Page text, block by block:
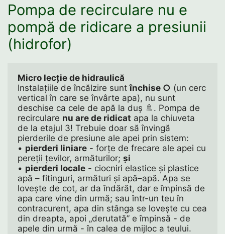
Pompa de recirculare nu e
pompă de ridicare a presiunii
(hidrofor)
Micro lecție de hidraulică
Instalațiile de încălzire sunt închise ○ (un cerc
vertical în care se învârte apa), nu sunt
deschise ca cele de apă la duș 🚿. Pompa de
recirculare nu are de ridicat apa la chiuveta
de la etajul 3! Trebuie doar să învingă
pierderile de presiune ale apei prin sistem:
• pierderi liniare - forțe de frecare ale apei cu
pereții țevilor, armăturilor; și
• pierderi locale - ciocniri elastice și plastice
apă – fitinguri, armături și apă–apă. Apa se
lovește de cot, ar da îndărăt, dar e împinsă de
apa care vine din urmă; sau într-un teu în
contracurent, apa din stânga se lovește cu cea
din dreapta, apoi „derutată” e împinsă - de
apele din urmă - în calea de mijloc a teului.